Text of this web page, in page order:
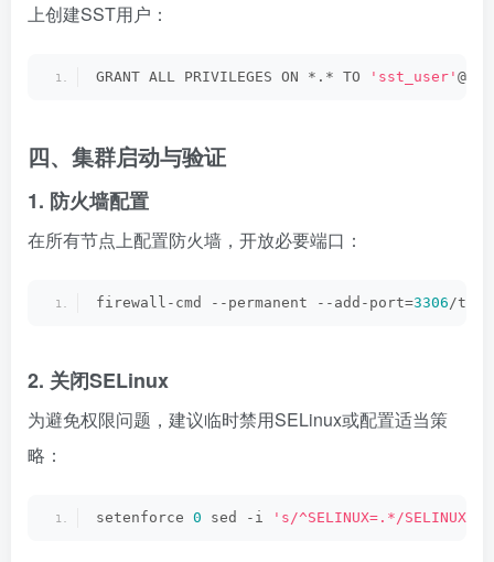
上创建SST用户：
GRANT ALL PRIVILEGES ON *.* TO 'sst_user' @
四、集群启动与验证
1. 防火墙配置
在所有节点上配置防火墙，开放必要端口：
firewall-cmd --permanent --add-port=3306/tcp
2. 关闭SELinux
为避免权限问题，建议临时禁用SELinux或配置适当策
略：
setenforce 0 sed -i 's/^SELINUX=.*/